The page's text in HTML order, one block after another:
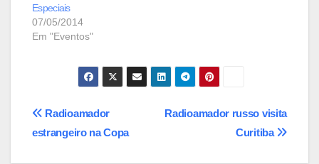
Especiais
07/05/2014
Em "Eventos"
Navegação
Radioamador russo visita
Curitiba
Radioamador
estrangeiro na Copa